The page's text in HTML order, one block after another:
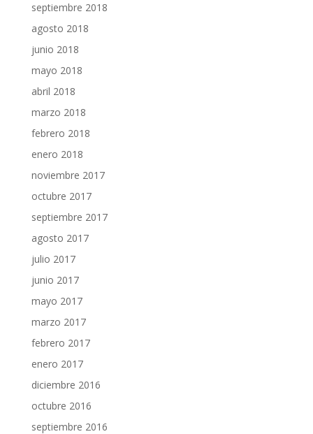
septiembre 2018
agosto 2018
junio 2018
mayo 2018
abril 2018
marzo 2018
febrero 2018
enero 2018
noviembre 2017
octubre 2017
septiembre 2017
agosto 2017
julio 2017
junio 2017
mayo 2017
marzo 2017
febrero 2017
enero 2017
diciembre 2016
octubre 2016
septiembre 2016